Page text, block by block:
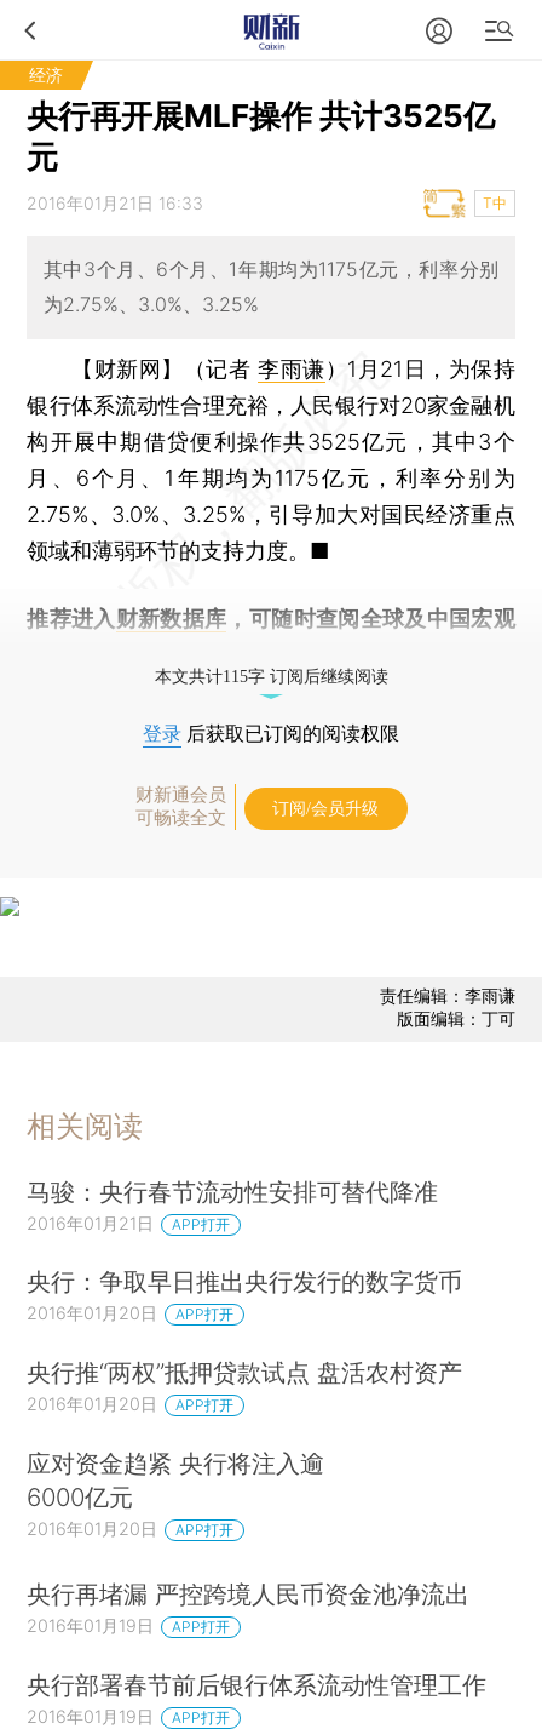
经济
央行再开展MLF操作 共计3525亿
元
2016年01月21日 16:33 T中
其中3个月、6个月、1年期均为1175亿元，利率分别
为2.75%、3.0%、3.25%
【财新网】（记者李雨谦） 1月21日，为保持
银行体系流动性合理充裕，人民银行对20家金融机
构开展中期借贷便利操作共3525亿元，其中3个
月、6个月、1年期均为1175亿元，利率分别为
2.75%、3.0%、3.25%，引导加大对国民经济重点
领域和薄弱环节的支持力度。■
推荐进入 财新数据库 ，可随时查阅全球及中国宏观
本文共计115字 订阅后继续阅读
登录 后获取已订阅的阅读权限
财新通会员
可畅读全文
订阅/会员升级
责任编辑：李雨谦
版面编辑：丁可
相关阅读
马骏：央行春节流动性安排可替代降准
2016年01月21日 APP打开
央行：争取早日推出央行发行的数字货币
2016年01月20日 APP打开
央行推“两权”抵押贷款试点 盘活农村资产
2016年01月20日 APP打开
应对资金趋紧 央行将注入逾
6000亿元
2016年01月20日 APP打开
央行再堵漏 严控跨境人民币资金池净流出
2016年01月19日 APP打开
央行部署春节前后银行体系流动性管理工作
2016年01月19日 APP打开